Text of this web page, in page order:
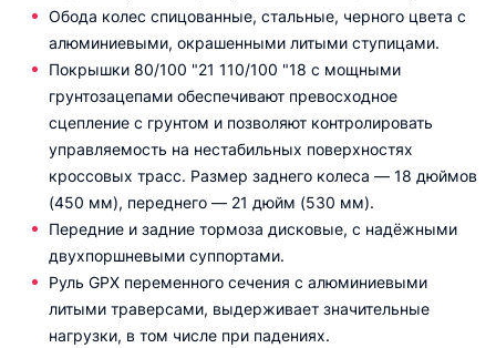
Обода колес спицованные, стальные, черного цвета с
алюминиевыми, окрашенными литыми ступицами.
Покрышки 80/100 "21 110/100 "18 с мощными
грунтозацепами обеспечивают превосходное
сцепление с грунтом и позволяют контролировать
управляемость на нестабильных поверхностях
кроссовых трасс. Размер заднего колеса — 18 дюймов
(450 мм), переднего — 21 дюйм (530 мм).
Передние и задние тормоза дисковые, с надёжными
двухпоршневыми суппортами.
Руль GPX переменного сечения с алюминиевыми
литыми траверсами, выдерживает значительные
нагрузки, в том числе при падениях.